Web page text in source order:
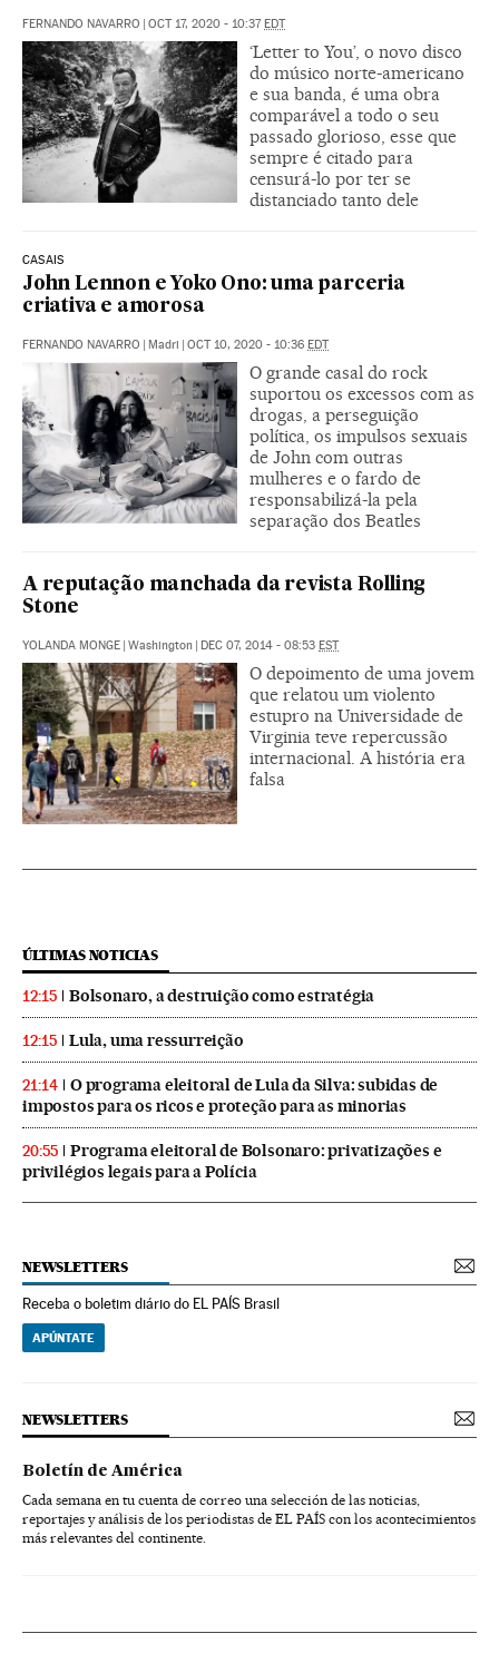
FERNANDO NAVARRO OCT 17, 2020 - 10:37 EDT
‘Letter to You’, o novo disco
do músico norte-americano
e sua banda, é uma obra
comparável a todo o seu
passado glorioso, esse que
sempre é citado para
censurá-lo por ter se
distanciado tanto dele
CASAIS
John Lennon e Yoko Ono: uma parceria
criativa e amorosa
FERNANDO NAVARRO Madri OCT 10, 2020 - 10:36 EDT
O grande casal do rock
suportou os excessos com as
drogas, a perseguição
política, os impulsos sexuais
de John com outras
mulheres e o fardo de
responsabilizá-la pela
separação dos Beatles
A reputação manchada da revista Rolling
Stone
YOLANDA MONGE Washington DEC 07, 2014 - 08:53 EST
O depoimento de uma jovem
que relatou um violento
estupro na Universidade de
Virginia teve repercussão
internacional. A história era
falsa
ÚLTIMAS NOTICIAS
12:15 Bolsonaro, a destruição como estratégia
12:15 Lula, uma ressurreição
21:14
O programa eleitoral de Lula da Silva: subidas de
impostos para os ricos e proteção para as minorias
20:55
Programa eleitoral de Bolsonaro: privatizações e
privilégios legais para a Polícia
NEWSLETTERS
Receba o boletim diário do EL PAÍS Brasil
APÚNTATE
NEWSLETTERS
Boletín de América
Cada semana en tu cuenta de correo una selección de las noticias,
reportajes y análisis de los periodistas de EL PAÍS con los acontecimientos
más relevantes del continente.